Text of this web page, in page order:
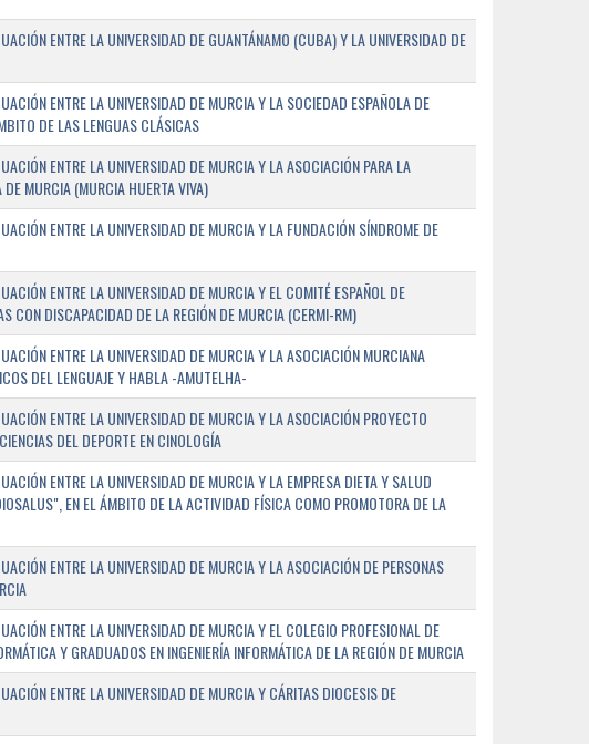
ENTRE LA UNIVERSIDAD DE GUANTÁNAMO (CUBA) Y LA UNIVERSIDAD DE
ENTRE LA UNIVERSIDAD DE MURCIA Y LA SOCIEDAD ESPAÑOLA DE
DE LAS LENGUAS CLÁSICAS
ENTRE LA UNIVERSIDAD DE MURCIA Y LA ASOCIACIÓN PARA LA
MURCIA (MURCIA HUERTA VIVA)
ENTRE LA UNIVERSIDAD DE MURCIA Y LA FUNDACIÓN SÍNDROME DE
ENTRE LA UNIVERSIDAD DE MURCIA Y EL COMITÉ ESPAÑOL DE
CON DISCAPACIDAD DE LA REGIÓN DE MURCIA (CERMI-RM)
ENTRE LA UNIVERSIDAD DE MURCIA Y LA ASOCIACIÓN MURCIANA
DEL LENGUAJE Y HABLA -AMUTELHA-
ENTRE LA UNIVERSIDAD DE MURCIA Y LA ASOCIACIÓN PROYECTO
DEL DEPORTE EN CINOLOGÍA
ENTRE LA UNIVERSIDAD DE MURCIA Y LA EMPRESA DIETA Y SALUD
EN EL ÁMBITO DE LA ACTIVIDAD FÍSICA COMO PROMOTORA DE LA
ENTRE LA UNIVERSIDAD DE MURCIA Y LA ASOCIACIÓN DE PERSONAS
ENTRE LA UNIVERSIDAD DE MURCIA Y EL COLEGIO PROFESIONAL DE
Y GRADUADOS EN INGENIERÍA INFORMÁTICA DE LA REGIÓN DE MURCIA
ENTRE LA UNIVERSIDAD DE MURCIA Y CÁRITAS DIOCESIS DE